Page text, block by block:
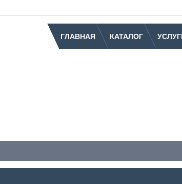
ГЛАВНАЯ КАТАЛОГ